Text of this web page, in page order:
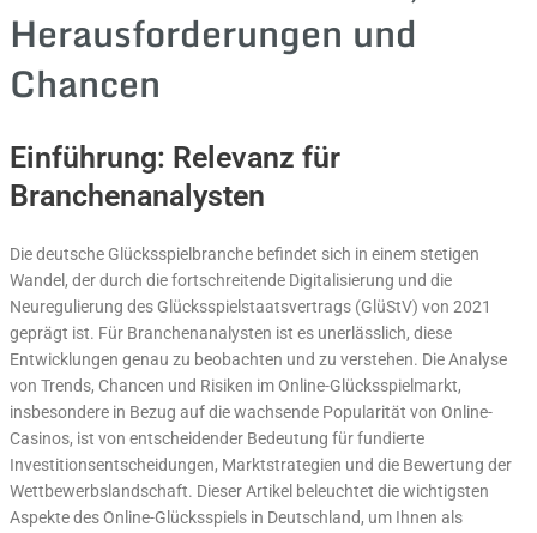
Herausforderungen und
Chancen
Einführung: Relevanz für
Branchenanalysten
Die deutsche Glücksspielbranche befindet sich in einem stetigen
Wandel, der durch die fortschreitende Digitalisierung und die
Neuregulierung des Glücksspielstaatsvertrags (GlüStV) von 2021
geprägt ist. Für Branchenanalysten ist es unerlässlich, diese
Entwicklungen genau zu beobachten und zu verstehen. Die Analyse
von Trends, Chancen und Risiken im Online-Glücksspielmarkt,
insbesondere in Bezug auf die wachsende Popularität von Online-
Casinos, ist von entscheidender Bedeutung für fundierte
Investitionsentscheidungen, Marktstrategien und die Bewertung der
Wettbewerbslandschaft. Dieser Artikel beleuchtet die wichtigsten
Aspekte des Online-Glücksspiels in Deutschland, um Ihnen als